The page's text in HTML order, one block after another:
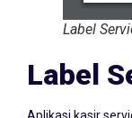
Label
Label